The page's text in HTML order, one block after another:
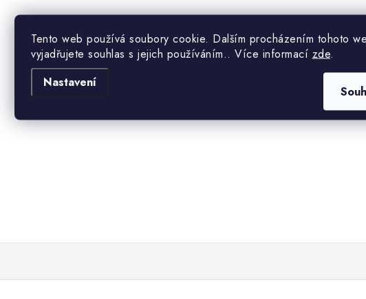
Tento web používá soubory cookie. Dalším procházením tohoto
vyjadřujete souhlas s jejich používáním.. Více informací zde.
Nastavení